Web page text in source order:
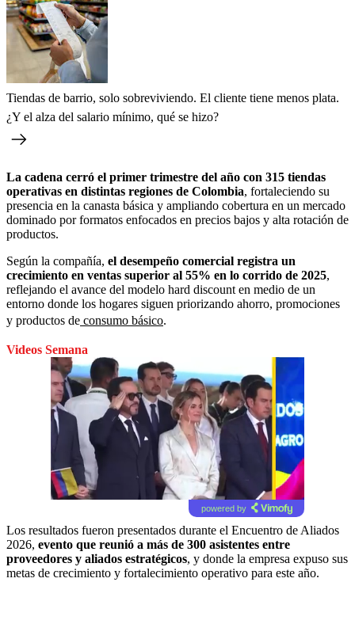
Tiendas de barrio, solo sobreviviendo. El cliente tiene menos plata.
¿Y el alza del salario mínimo, qué se hizo?
La cadena cerró el primer trimestre del año con 315 tiendas
operativas en distintas regiones de Colombia, fortaleciendo su
presencia en la canasta básica y ampliando cobertura en un mercado
dominado por formatos enfocados en precios bajos y alta rotación de
productos.
Según la compañía, el desempeño comercial registra un
crecimiento en ventas superior al 55% en lo corrido de 2025,
reflejando el avance del modelo hard discount en medio de un
entorno donde los hogares siguen priorizando ahorro, promociones
y productos de consumo básico.
Videos Semana
powered by
Los resultados fueron presentados durante el Encuentro de Aliados
2026, evento que reunió a más de 300 asistentes entre
proveedores y aliados estratégicos, y donde la empresa expuso sus
metas de crecimiento y fortalecimiento operativo para este año.